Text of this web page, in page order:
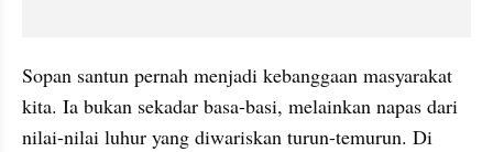
Sopan santun pernah menjadi kebanggaan masyarakat
kita. Ia bukan sekadar basa-basi, melainkan napas dari
nilai-nilai luhur yang diwariskan turun-temurun. Di